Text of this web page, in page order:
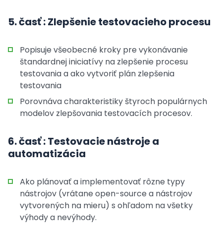
5. časť : Zlepšenie testovacieho procesu
Popisuje všeobecné kroky pre vykonávanie
štandardnej iniciatívy na zlepšenie procesu
testovania a ako vytvoriť plán zlepšenia
testovania
Porovnáva charakteristiky štyroch populárnych
modelov zlepšovania testovacích procesov.
6. časť : Testovacie nástroje a
automatizácia
Ako plánovať a implementovať rôzne typy
nástrojov (vrátane open-source a nástrojov
vytvorených na mieru) s ohľadom na všetky
výhody a nevýhody.